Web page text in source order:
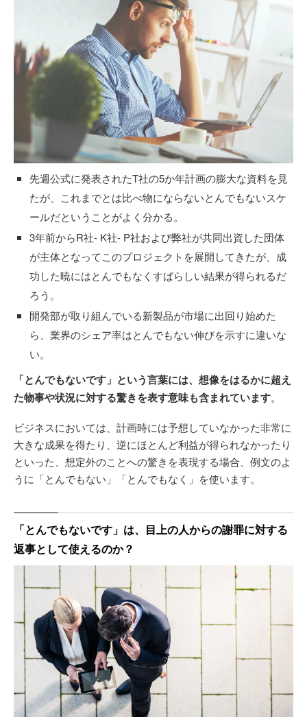
先週公式に発表されたT社の5か年計画の膨大な資料を見
たが、これまでとは比べ物にならないとんでもないスケ
ールだということがよく分かる。
3年前からR社- K社- P社および弊社が共同出資した団体
が主体となってこのプロジェクトを展開してきたが、成
功した暁にはとんでもなくすばらしい結果が得られるだ
ろう。
開発部が取り組んでいる新製品が市場に出回り始めた
ら、業界のシェア率はとんでもない伸びを示すに違いな
い。
「とんでもないです」という言葉には、想像をはるかに超え
た物事や状況に対する驚きを表す意味も含まれています。
ビジネスにおいては、計画時には予想していなかった非常に
大きな成果を得たり、逆にほとんど利益が得られなかったり
といった、想定外のことへの驚きを表現する場合、例文のよ
うに「とんでもない」「とんでもなく」を使います。
「とんでもないです」は、目上の人からの謝罪に対する
返事として使えるのか？